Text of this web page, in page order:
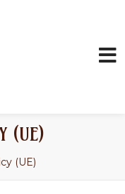
(UE)
(UE)